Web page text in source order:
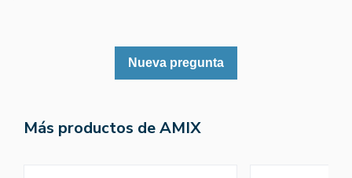
Nueva pregunta
Más productos de AMIX